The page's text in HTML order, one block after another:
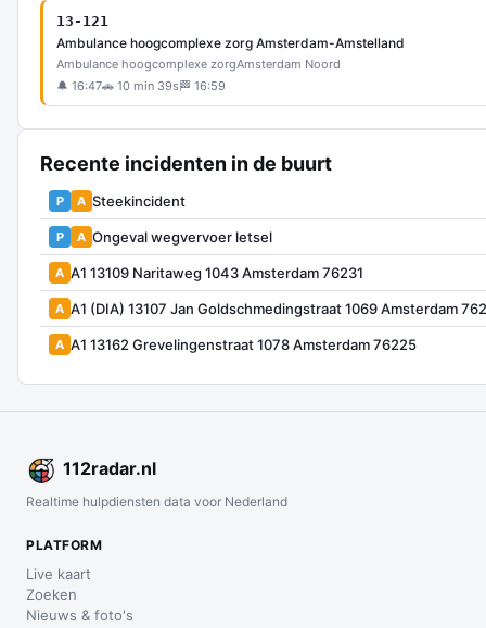
13-121
Ambulance hoogcomplexe zorg Amsterdam-Amstelland
Ambulance hoogcomplexe zorgAmsterdam Noord
🔔 16:47🚗 10 min 39s 🏁 16:59
Recente incidenten in de buurt
P A Steekincident
P A Ongeval wegvervoer letsel
A A1 13109 Naritaweg 1043 Amsterdam 76231
A A1 (DIA) 13107 Jan Goldschmedingstraat 1069 Amsterdam
A A1 13162 Grevelingenstraat 1078 Amsterdam 76225
112radar.nl
Realtime hulpdiensten data voor Nederland
PLATFORM
Live kaart
Zoeken
Nieuws & foto's